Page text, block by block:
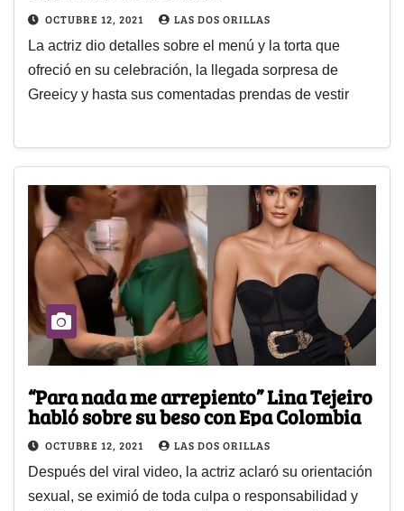
OCTUBRE 12, 2021 LAS DOS ORILLAS
La actriz dio detalles sobre el menú y la torta que
ofreció en su celebración, la llegada sorpresa de
Greeicy y hasta sus comentadas prendas de vestir
“Para nada me arrepiento” Lina Tejeiro
habló sobre su beso con Epa Colombia
OCTUBRE 12, 2021 LAS DOS ORILLAS
Después del viral video, la actriz aclaró su orientación
sexual, se eximió de toda culpa o responsabilidad y